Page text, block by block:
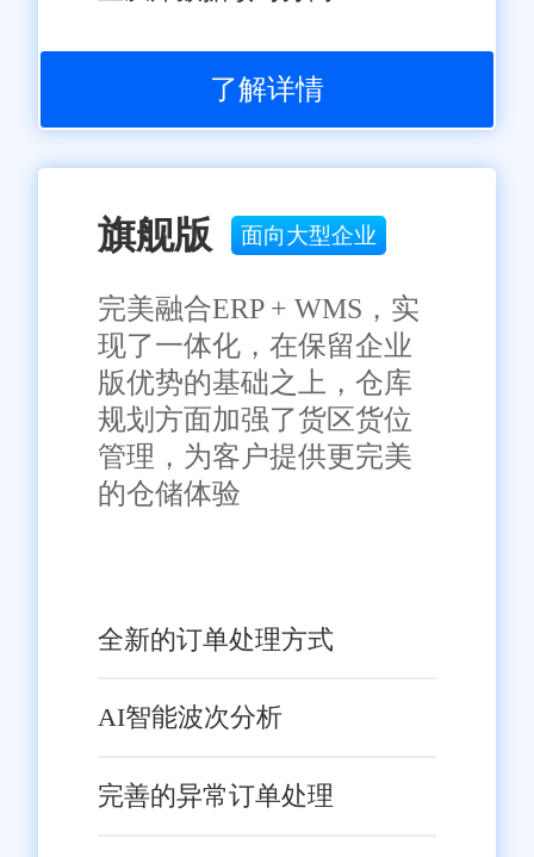
了解详情
旗舰版 面向大型企业
完美融合ERP + WMS，实
现了一体化，在保留企业
版优势的基础之上，仓库
规划方面加强了货区货位
管理，为客户提供更完美
的仓储体验
全新的订单处理方式
AI智能波次分析
完善的异常订单处理